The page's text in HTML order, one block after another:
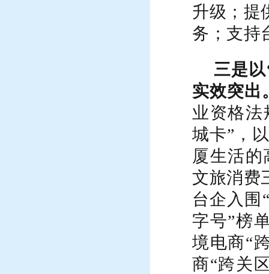
升级；提
务；支持
三是以
实效突出
业资格法
城卡”，
厦生活
文旅消费
台企入围
字号”榜
境电商“
商“跨关